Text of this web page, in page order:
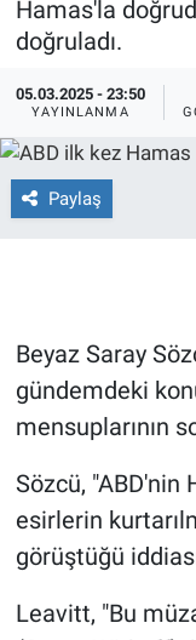
Hamas'la
doğruladı.
05.03.2025 - 23:50
YAYINLANMA
Paylaş
Beyaz Saray
gündemdeki
mensuplarının
Sözcü, "ABD'nin
esirlerin
görüştüğü
Leavitt, "Bu
Dünya
Ege Saati
Ege'den
Eğitim
Ekonomi
Gerçeğin
Gün Başlıyor
Spor
Yayın Akışı
İletişim
Son Dakika
Haber Arşivi